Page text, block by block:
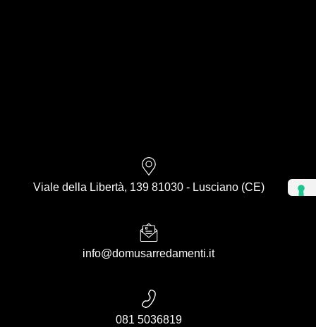
Viale della Libertà, 139 81030 - Lusciano (CE)
info@domusarredamenti.it
081 5036819